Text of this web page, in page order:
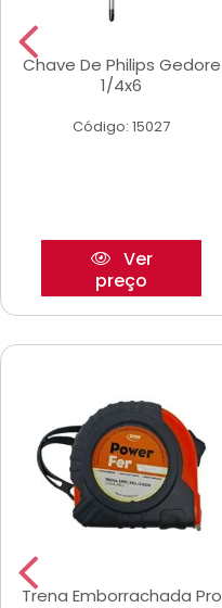
Chave De Philips Gedore
1/4x6
Código: 15027
Ver
preço
Trena Emborrachada Pro